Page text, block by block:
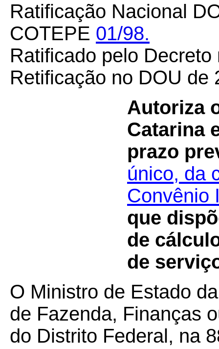
Ratificação Nacional
COTEPE 01/98.
Ratificado pelo Decreto
Retificação no DOU de
Autoriza
Catarina
prazo
único, da
Convênio
que
de
de
O Ministro de Estado
de Fazenda, Finanças
do Distrito Federal, na